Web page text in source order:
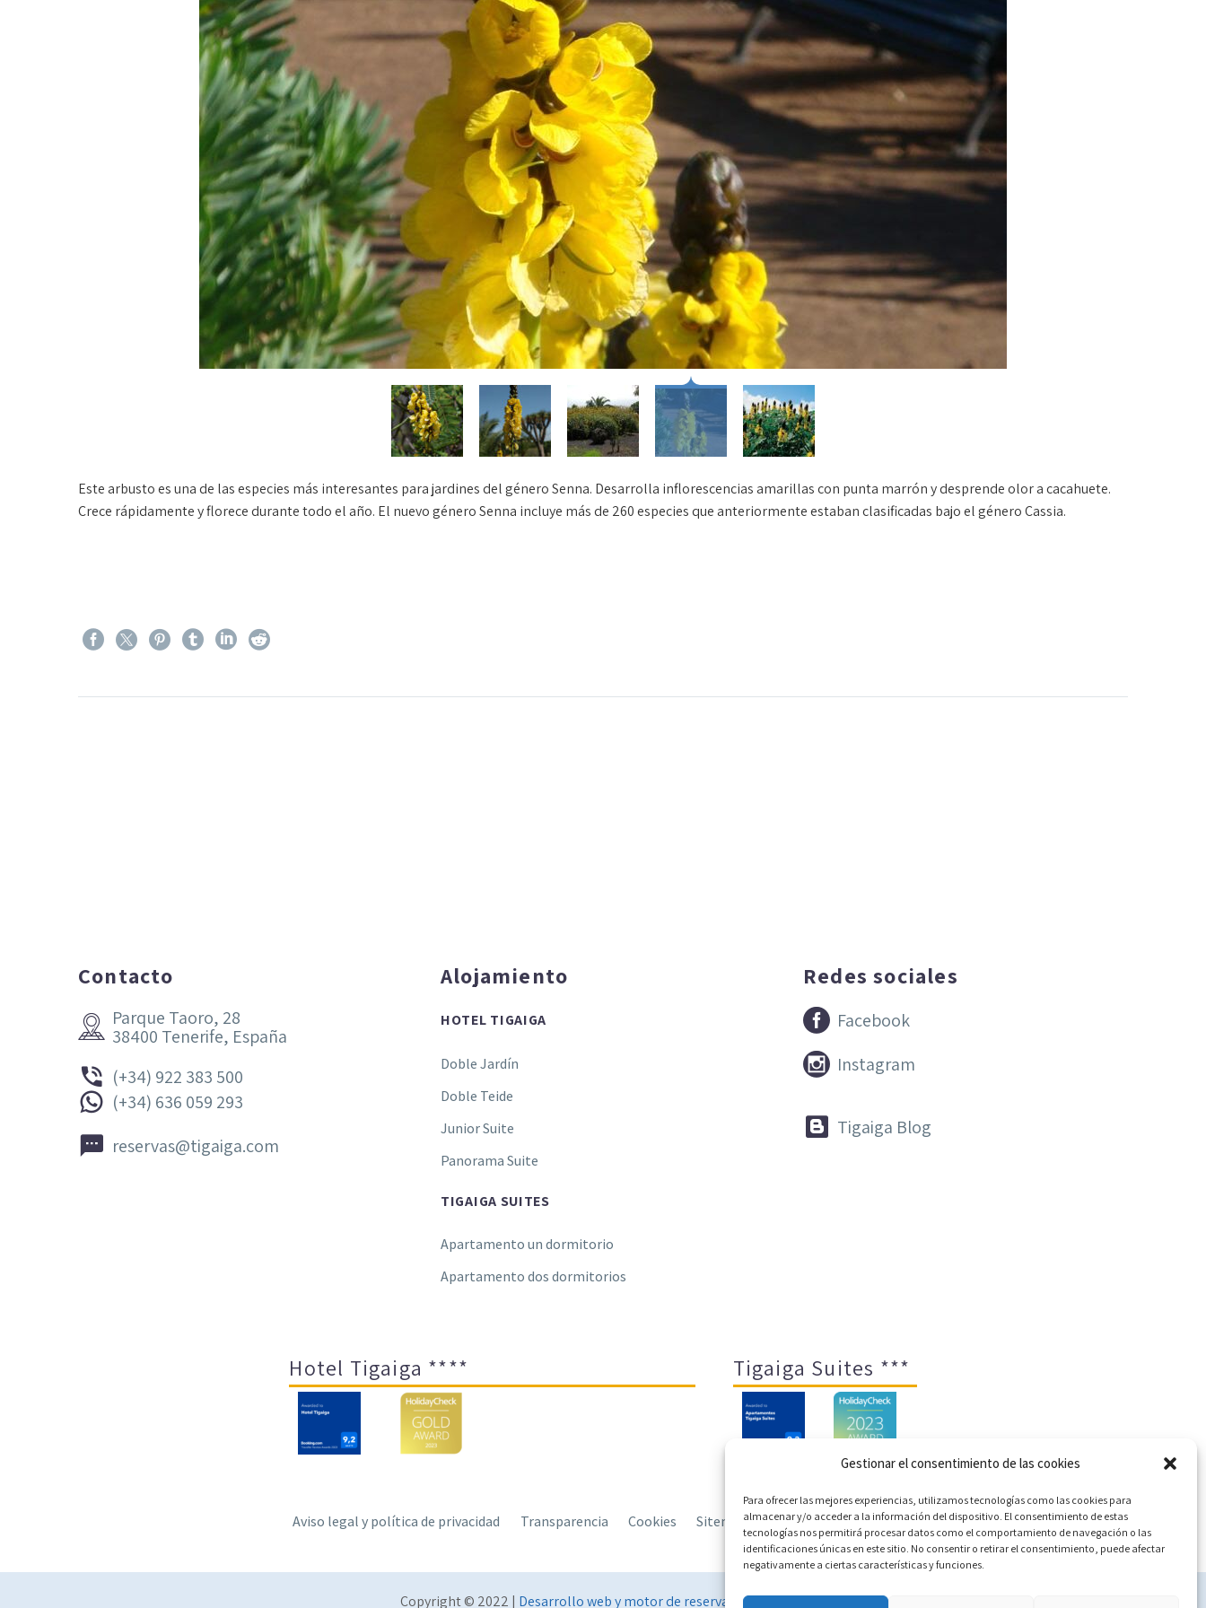
Gestionar el consentimiento de las cookies
Para ofrecer las mejores experiencias, utilizamos tecnologías como las cookies para
almacenar y/o acceder a la información del dispositivo. El consentimiento de estas
tecnologías nos permitirá procesar datos como el comportamiento de navegación o las
identificaciones únicas en este sitio. No consentir o retirar el consentimiento, puede afectar
negativamente a ciertas características y funciones.
Este arbusto es una de las especies más interesantes para jardines del género Senna. Desarrolla inflorescencias amarillas con punta marrón y desprende olor a cacahuete.
Crece rápidamente y florece durante todo el año. El nuevo género Senna incluye más de 260 especies que anteriormente estaban clasificadas bajo el género Cassia.
Contacto

 Parque Taoro, 28
38400 Tenerife, España

 (+34) 922 383 500

 (+34) 636 059 293

 reservas@tigaiga.com
Alojamiento
HOTEL TIGAIGA
Doble Jardín
Doble Teide
Junior Suite
Panorama Suite
TIGAIGA SUITES
Apartamento un dormitorio
Apartamento dos dormitorios
Redes sociales

 Facebook

 Instagram

 Tigaiga Blog
Hotel Tigaiga **** Tigaiga Suites ***
Aviso legal y política de privacidad Transparencia Cookies Sitemap Política de cookies (UE)
Copyright © 2022 | Desarrollo web y motor de reservas Conectatec